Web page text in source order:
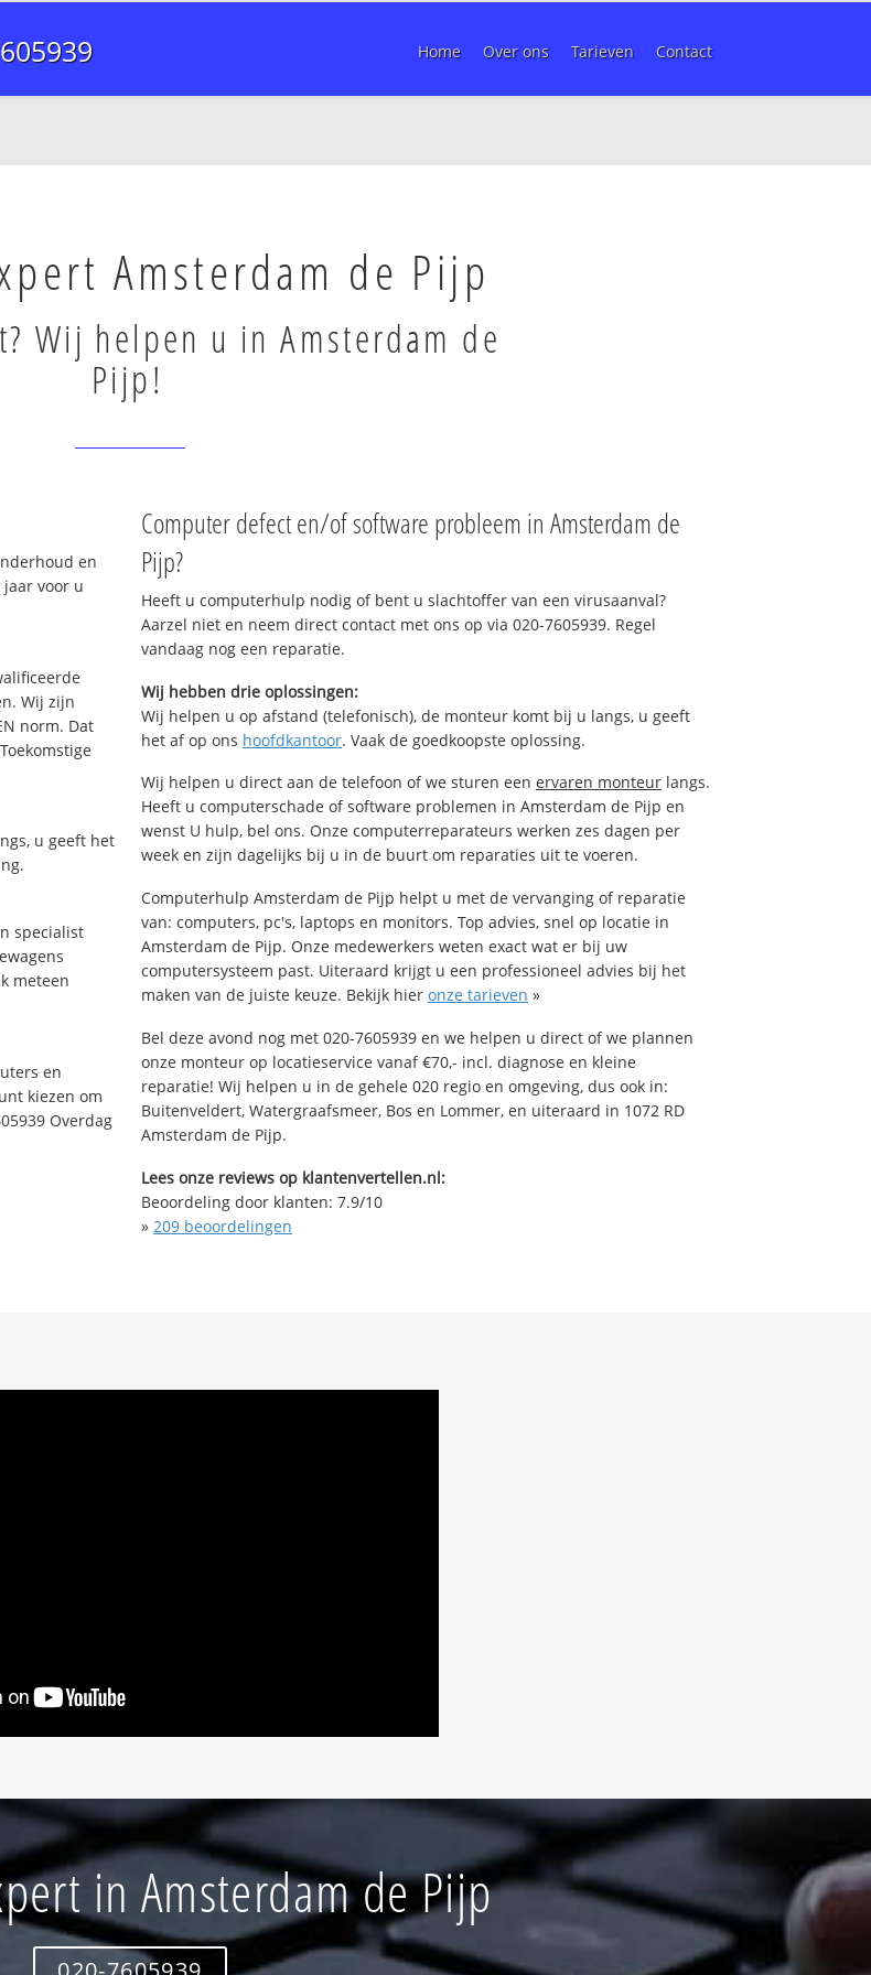
Home Over ons Tarieven Contact
Amsterdam de Pijp
Wij helpen u in Amsterdam de
Pijp!
en
voor u
Wij zijn
norm. Dat
u geeft het
specialist
meteen
en
kiezen om
Overdag
Computer defect en/of software probleem in Amsterdam de
Pijp?
Heeft u computerhulp nodig of bent u slachtoffer van een virusaanval?
Aarzel niet en neem direct contact met ons op via 020-7605939. Regel
vandaag nog een reparatie.
Wij hebben drie oplossingen:
Wij helpen u op afstand (telefonisch), de monteur komt bij u langs, u geeft
het af op ons hoofdkantoor. Vaak de goedkoopste oplossing.
Wij helpen u direct aan de telefoon of we sturen een ervaren monteur langs.
Heeft u computerschade of software problemen in Amsterdam de Pijp en
wenst U hulp, bel ons. Onze computerreparateurs werken zes dagen per
week en zijn dagelijks bij u in de buurt om reparaties uit te voeren.
Computerhulp Amsterdam de Pijp helpt u met de vervanging of reparatie
van: computers, pc's, laptops en monitors. Top advies, snel op locatie in
Amsterdam de Pijp. Onze medewerkers weten exact wat er bij uw
computersysteem past. Uiteraard krijgt u een professioneel advies bij het
maken van de juiste keuze. Bekijk hier onze tarieven »
Bel deze avond nog met 020-7605939 en we helpen u direct of we plannen
onze monteur op locatieservice vanaf €70,- incl. diagnose en kleine
reparatie! Wij helpen u in de gehele 020 regio en omgeving, dus ook in:
Buitenveldert, Watergraafsmeer, Bos en Lommer, en uiteraard in 1072 RD
Amsterdam de Pijp.
Lees onze reviews op klantenvertellen.nl:
Beoordeling door klanten: 7.9/10
» 209 beoordelingen
in Amsterdam de Pijp